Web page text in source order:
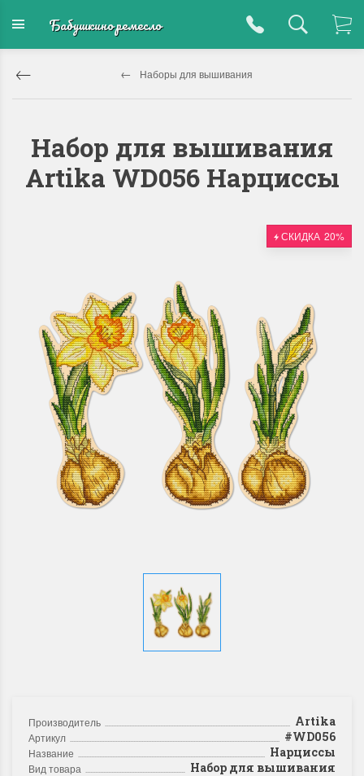
Бабушкино ремесло
Наборы для вышивания
Набор для вышивания
Artika WD056 Нарциссы
СКИДКА 20%
Производитель Artika
Артикул #WD056
Название Нарциссы
Вид товара Набор для вышивания